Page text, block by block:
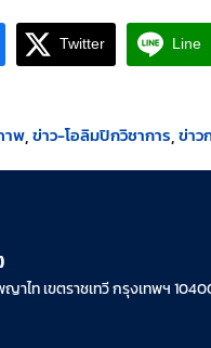
Twitter Line
าพ ข่าว-โอลิมปิกวิชาการ ข่าว
ไท เขตราชเทวี กรุงเทพฯ